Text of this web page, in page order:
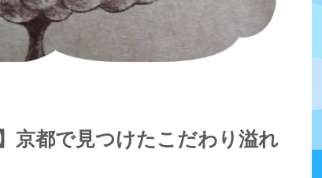
京都で見つけたこだわり溢れ